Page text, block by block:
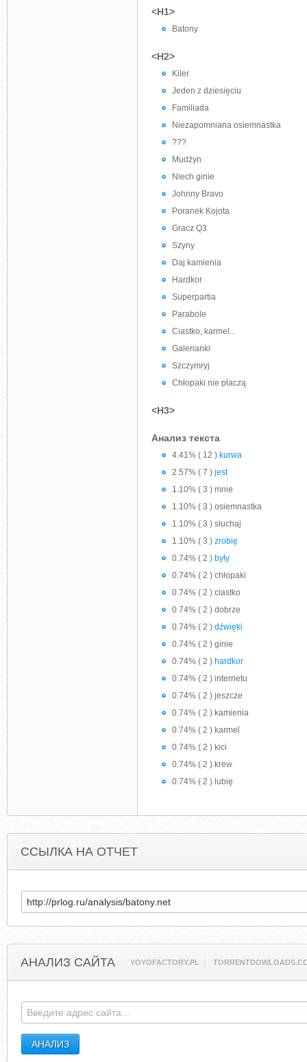
<H1>
Batony
<H2>
Kiler
Jeden z dziesięciu
Familiada
Niezapomniana osiemnastka
???
Mudżyn
Niech ginie
Johnny Bravo
Poranek Kojota
Gracz Q3
Szyny
Daj kamienia
Hardkor
Superpartia
Parabole
Ciastko, karmel...
Galerianki
Szczymryj
Chłopaki nie płaczą
<H3>
Анализ текста
4.41% ( 12 ) kurwa
2.57% ( 7 ) jest
1.10% ( 3 ) mnie
1.10% ( 3 ) osiemnastka
1.10% ( 3 ) słuchaj
1.10% ( 3 ) zrobię
0.74% ( 2 ) były
0.74% ( 2 ) chłopaki
0.74% ( 2 ) ciastko
0.74% ( 2 ) dobrze
0.74% ( 2 ) dźwięki
0.74% ( 2 ) ginie
0.74% ( 2 ) hardkor
0.74% ( 2 ) internetu
0.74% ( 2 ) jeszcze
0.74% ( 2 ) kamienia
0.74% ( 2 ) karmel
0.74% ( 2 ) kici
0.74% ( 2 ) krew
0.74% ( 2 ) lubię
ССЫЛКА НА ОТЧЕТ
АНАЛИЗ САЙТА YOYOFACTORY.PL